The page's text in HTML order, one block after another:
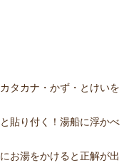
タカナ・かず・とけいを
貼り付く！湯船に浮かべ
お湯をかけると正解が出